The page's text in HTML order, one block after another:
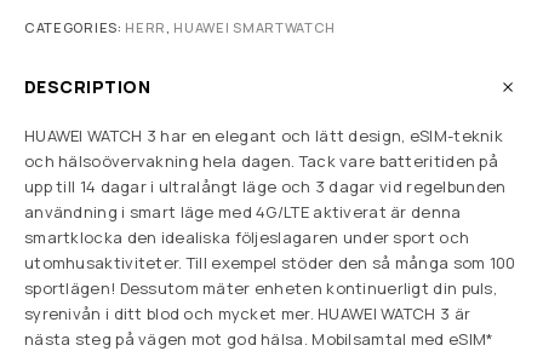
CATEGORIES: HERR HUAWEI SMARTWATCH
DESCRIPTION
HUAWEI WATCH 3 har en elegant och lätt design, eSIM-teknik
och hälsoövervakning hela dagen. Tack vare batteritiden på
upp till 14 dagar i ultralångt läge och 3 dagar vid regelbunden
användning i smart läge med 4G/LTE aktiverat är denna
smartklocka den idealiska följeslagaren under sport och
utomhusaktiviteter. Till exempel stöder den så många som 100
sportlägen! Dessutom mäter enheten kontinuerligt din puls,
syrenivån i ditt blod och mycket mer. HUAWEI WATCH 3 är
nästa steg på vägen mot god hälsa. Mobilsamtal med eSIM*